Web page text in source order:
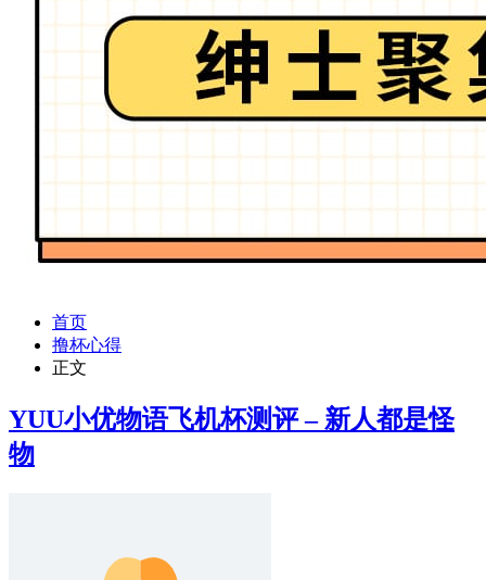
首页
撸杯心得
正文
YUU小优物语飞机杯测评 – 新人都是怪
物